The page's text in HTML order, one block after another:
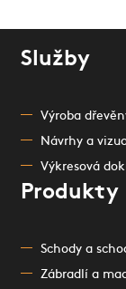
Služby
Výroba
Návrhy a
Výkresová
Produkty
Schody a
Zábradlí a